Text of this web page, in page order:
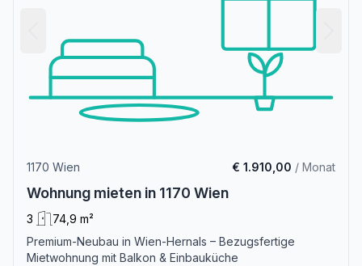
1170 Wien € 1.910,00 / Monat
Wohnung mieten in 1170 Wien
3
74,9 m²
Premium-Neubau in Wien-Hernals – Bezugsfertige
Mietwohnung mit Balkon & Einbauküche